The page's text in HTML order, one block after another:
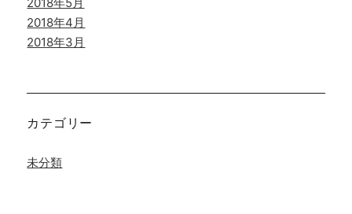
2018年4月
2018年3月
カテゴリー
未分類